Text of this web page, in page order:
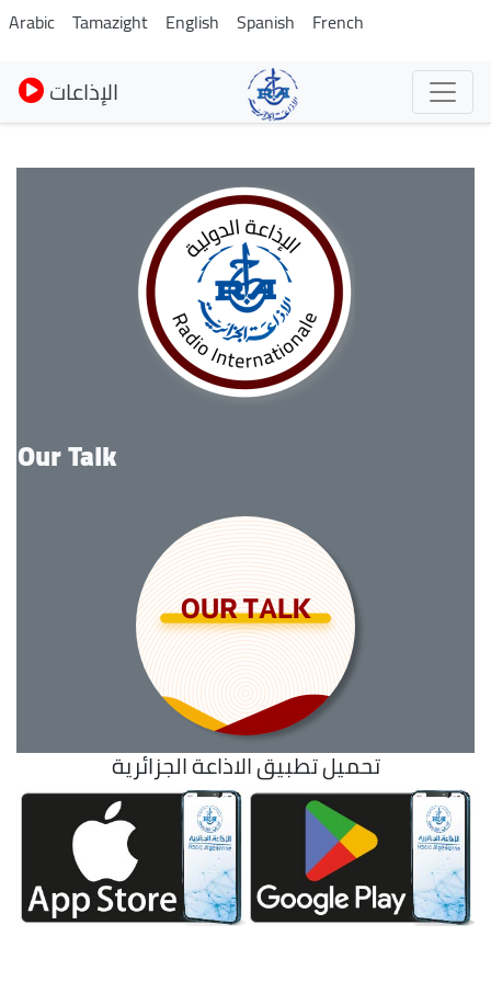
Skip
to
main
content
Arabic Tamazight English Spanish French
الإذاعات
Our Talk
تحميل تطبيق الاذاعة الجزائرية